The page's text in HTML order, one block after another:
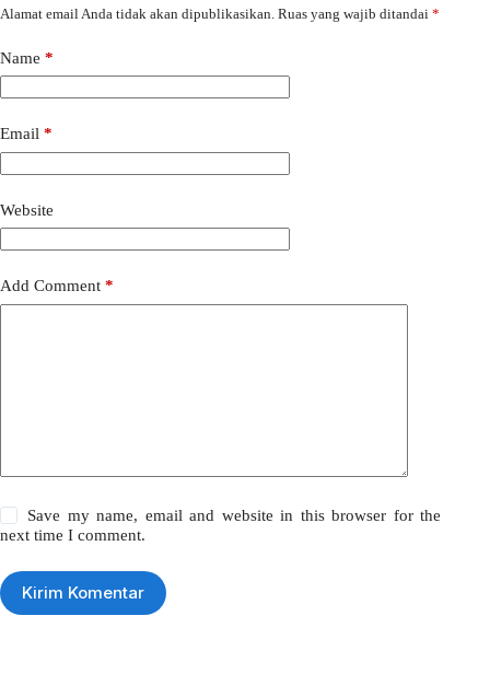
Alamat email Anda tidak akan dipublikasikan. Ruas yang wajib ditandai *
Name *
Email *
Website
Add Comment *
Save my name, email and website in this browser for the
next time I comment.
Kirim Komentar